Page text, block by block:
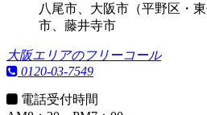
八尾市、大阪市（平野区・
市、藤井寺市
大阪エリアのフリーコール
0120-03-7549
電話受付時間